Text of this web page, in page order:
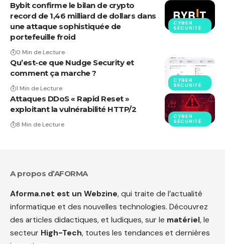
CYBER
SÉCURITÉ
Bybit confirme le bilan de crypto
record de 1,46 milliard de dollars dans
une attaque sophistiquée de
portefeuille froid
0 Min de Lecture
CYBER
SÉCURITÉ
Qu’est-ce que Nudge Security et
comment ça marche ?
1 Min de Lecture
CYBER
SÉCURITÉ
Attaques DDoS « Rapid Reset »
exploitant la vulnérabilité HTTP/2
8 Min de Lecture
A propos d’AFORMA
Aforma.net est un Webzine, qui traite de l’actualité
informatique et des nouvelles technologies. Découvrez
des articles didactiques, et ludiques, sur le matériel, le
secteur High-Tech, toutes les tendances et dernières